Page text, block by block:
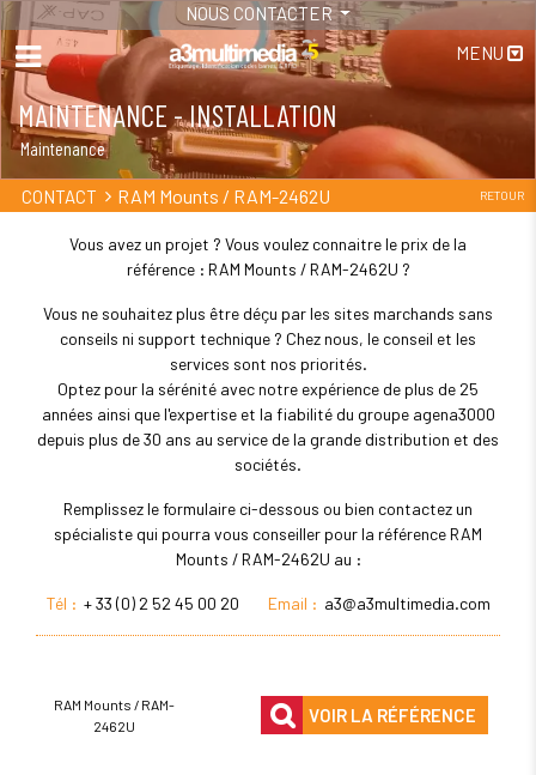
NOUS CONTACTER
MENU
MAINTENANCE - INSTALLATION
Maintenance
CONTACT RAM Mounts / RAM-2462U RETOUR
Vous avez un projet ? Vous voulez connaitre le prix de la
référence : RAM Mounts / RAM-2462U ?
Vous ne souhaitez plus être déçu par les sites marchands sans
conseils ni support technique ? Chez nous, le conseil et les
services sont nos priorités.
Optez pour la sérénité avec notre expérience de plus de 25
années ainsi que l'expertise et la fiabilité du groupe agena3000
depuis plus de 30 ans au service de la grande distribution et des
sociétés.
Remplissez le formulaire ci-dessous ou bien contactez un
spécialiste qui pourra vous conseiller pour la référence RAM
Mounts / RAM-2462U au :
Tél : + 33 (0) 2 52 45 00 20 Email : a3@a3multimedia.com
RAM Mounts / RAM-
2462U
VOIR LA RÉFÉRENCE